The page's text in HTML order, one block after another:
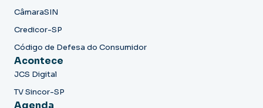
CâmaraSIN
Credicor-SP
Código de Defesa do Consumidor
Acontece
JCS Digital
TV Sincor-SP
Agenda